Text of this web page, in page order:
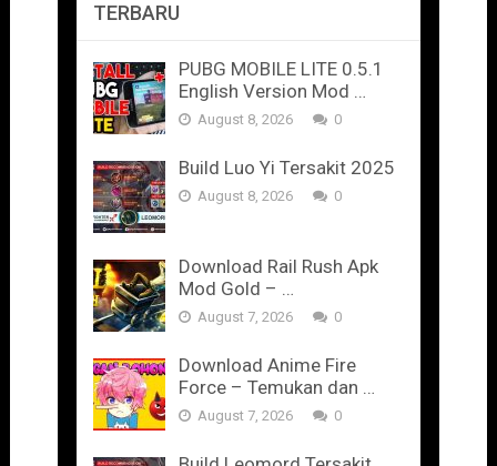
TERBARU
PUBG MOBILE LITE 0.5.1
English Version Mod …
August 8, 2026 0
Build Luo Yi Tersakit 2025
August 8, 2026 0
Download Rail Rush Apk
Mod Gold – …
August 7, 2026 0
Download Anime Fire
Force – Temukan dan …
August 7, 2026 0